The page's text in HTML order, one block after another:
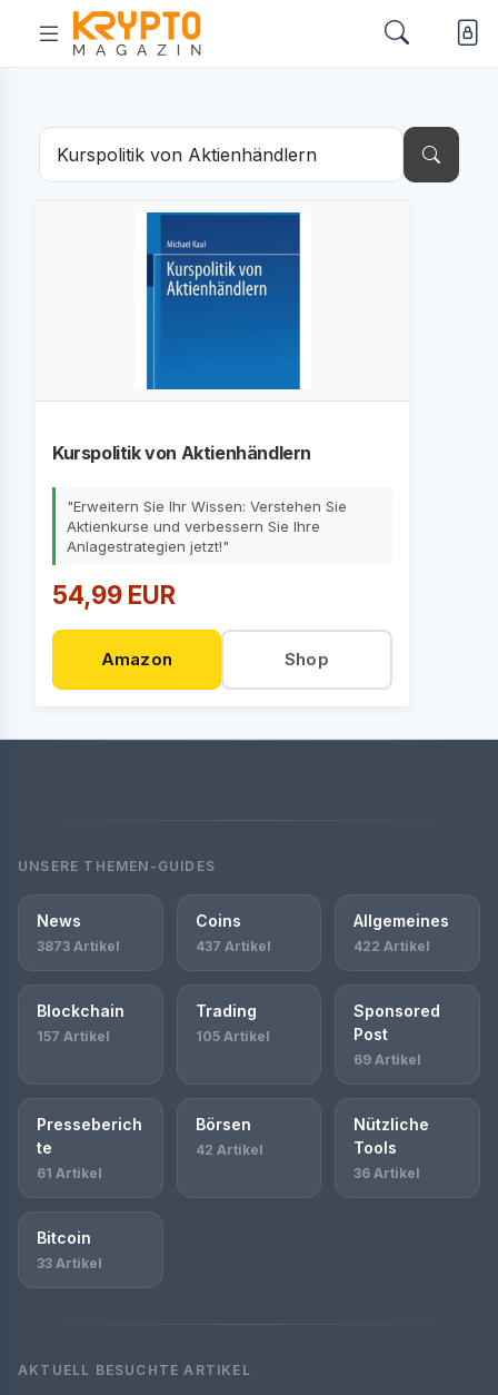
Kurspolitik von Aktienhändlern
"Erweitern Sie Ihr Wissen: Verstehen Sie
Aktienkurse und verbessern Sie Ihre
Anlagestrategien jetzt!"
54,99 EUR
Amazon Shop
UNSERE THEMEN-GUIDES
News
3873 Artikel
Coins
437 Artikel
Allgemeines
422 Artikel
Blockchain
157 Artikel
Trading
105 Artikel
Sponsored
Post
69 Artikel
Presseberich
te
61 Artikel
Börsen
42 Artikel
Nützliche
Tools
36 Artikel
Bitcoin
33 Artikel
AKTUELL BESUCHTE ARTIKEL